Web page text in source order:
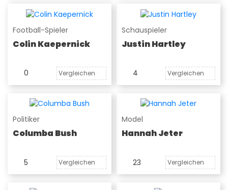
Football-Spieler
Colin Kaepernick
0 Vergleichen
Schauspieler
Justin Hartley
4 Vergleichen
Politiker
Columba Bush
5 Vergleichen
Model
Hannah Jeter
23 Vergleichen